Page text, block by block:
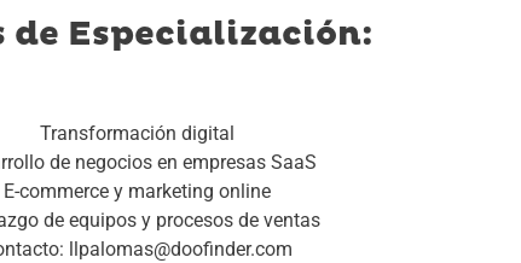
de Especialización:
Transformación digital
de negocios en empresas SaaS
E-commerce y marketing online
de equipos y procesos de ventas
llpalomas@doofinder.com